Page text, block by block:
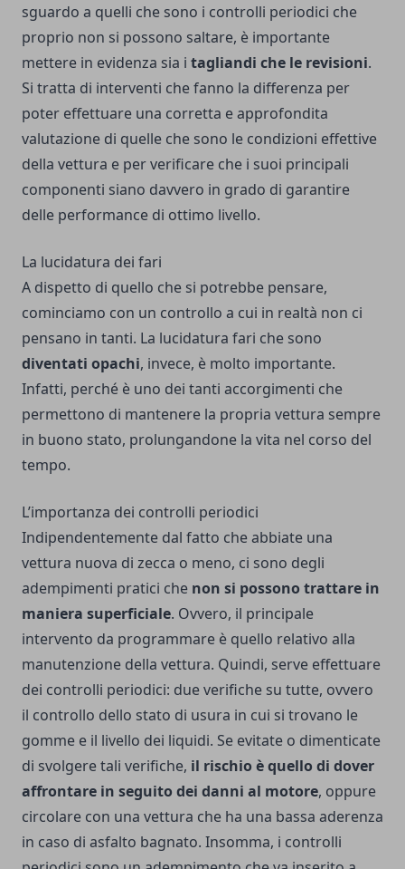
sguardo a quelli che sono i controlli periodici che
proprio non si possono saltare, è importante
mettere in evidenza sia i tagliandi che le revisioni.
Si tratta di interventi che fanno la differenza per
poter effettuare una corretta e approfondita
valutazione di quelle che sono le condizioni effettive
della vettura e per verificare che i suoi principali
componenti siano davvero in grado di garantire
delle performance di ottimo livello.
La lucidatura dei fari
A dispetto di quello che si potrebbe pensare,
cominciamo con un controllo a cui in realtà non ci
pensano in tanti. La lucidatura fari che sono
diventati opachi, invece, è molto importante.
Infatti, perché è uno dei tanti accorgimenti che
permettono di mantenere la propria vettura sempre
in buono stato, prolungandone la vita nel corso del
tempo.
L’importanza dei controlli periodici
Indipendentemente dal fatto che abbiate una
vettura nuova di zecca o meno, ci sono degli
adempimenti pratici che non si possono trattare in
maniera superficiale. Ovvero, il principale
intervento da programmare è quello relativo alla
manutenzione della vettura. Quindi, serve effettuare
dei controlli periodici: due verifiche su tutte, ovvero
il controllo dello stato di usura in cui si trovano le
gomme e il livello dei liquidi. Se evitate o dimenticate
di svolgere tali verifiche, il rischio è quello di dover
affrontare in seguito dei danni al motore, oppure
circolare con una vettura che ha una bassa aderenza
in caso di asfalto bagnato. Insomma, i controlli